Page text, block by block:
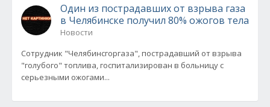
Один из пострадавших от взрыва газа
в Челябинске получил 80% ожогов тела
Новости
Сотрудник "Челябинсгоргаза", пострадавший от взрыва
"голубого" топлива, госпитализирован в больницу с
серьезными ожогами...